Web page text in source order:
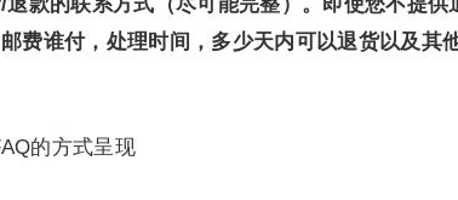
费谁付，处理时间，多少天内可以退货以及其
的方式呈现